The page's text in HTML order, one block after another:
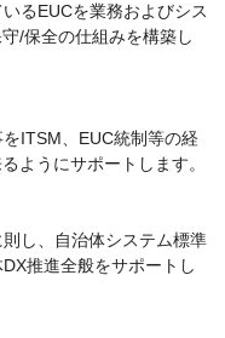
るEUCを業務およびシス
/保全の仕組みを構築し
ITSM、EUC統制等の経
ようにサポートします。
し、自治体システム標準
推進全般をサポートし